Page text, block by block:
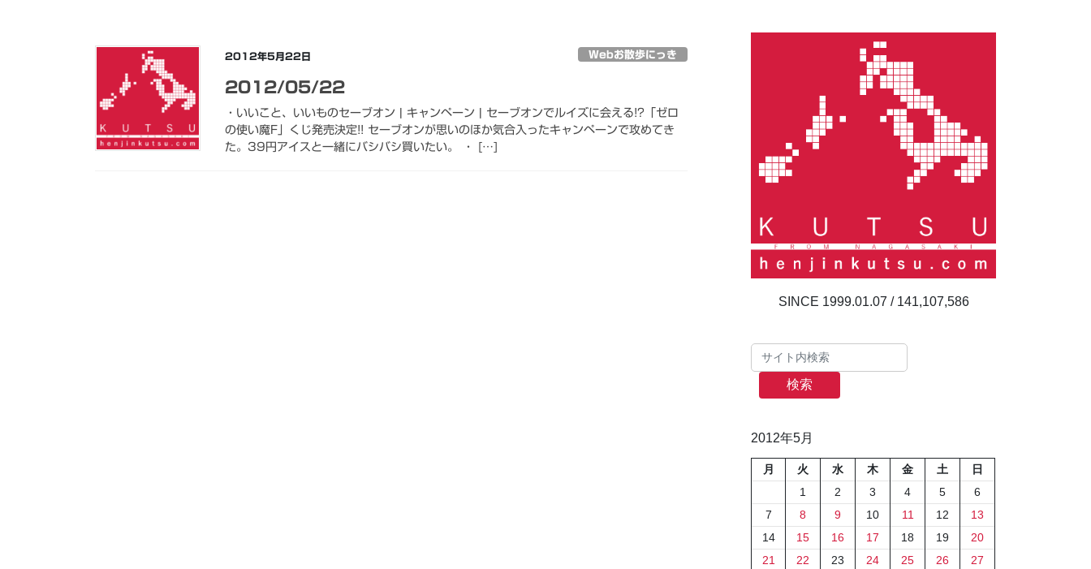
2012年5月22日 Webお散歩にっき
2012/05/22
・いいこと、いいものセーブオン | キャンペーン | セーブオンでルイズに会える!?「ゼロ
の使い魔F」くじ発売決定!! セーブオンが思いのほか気合入ったキャンペーンで攻めてき
た。39円アイスと一緒にバシバシ買いたい。 ・ […]
141,107,586
検索
2012年5月
月 火 水 木 金 土
日
1
2 3 4 5
6
7
8 9 10 11 12
13
14
15 16 17 18 19
20
21
22 23 24 25 26
27